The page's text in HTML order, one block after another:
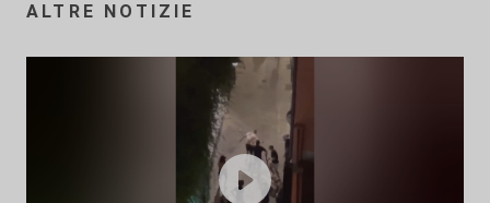
ALTRE NOTIZIE